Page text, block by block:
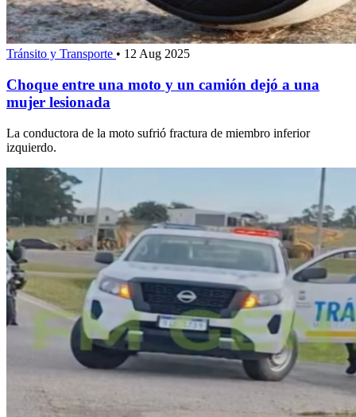
Tránsito y Transporte • 12 Aug 2025
Choque entre una moto y un camión dejó a una
mujer lesionada
La conductora de la moto sufrió fractura de miembro inferior
izquierdo.